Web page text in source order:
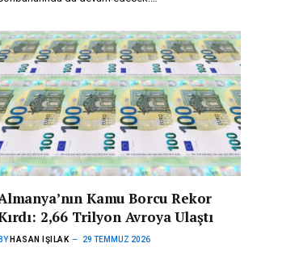
Kamu Borcu Rekor
2,66 Trilyon Avroya Ulaştı
BY HASAN IŞILAK 29 TEMMUZ 2026